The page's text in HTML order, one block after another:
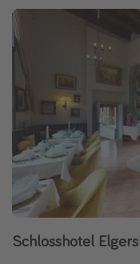
Schlosshotel